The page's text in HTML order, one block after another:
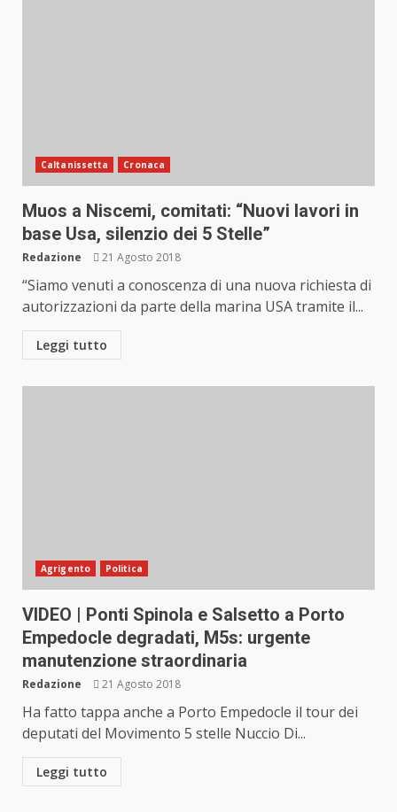
Caltanissetta Cronaca
Muos a Niscemi, comitati: “Nuovi lavori in
base Usa, silenzio dei 5 Stelle”
Redazione 21 Agosto 2018
“Siamo venuti a conoscenza di una nuova richiesta di
autorizzazioni da parte della marina USA tramite il...
Leggi tutto
Agrigento Politica
VIDEO | Ponti Spinola e Salsetto a Porto
Empedocle degradati, M5s: urgente
manutenzione straordinaria
Redazione 21 Agosto 2018
Ha fatto tappa anche a Porto Empedocle il tour dei
deputati del Movimento 5 stelle Nuccio Di...
Leggi tutto